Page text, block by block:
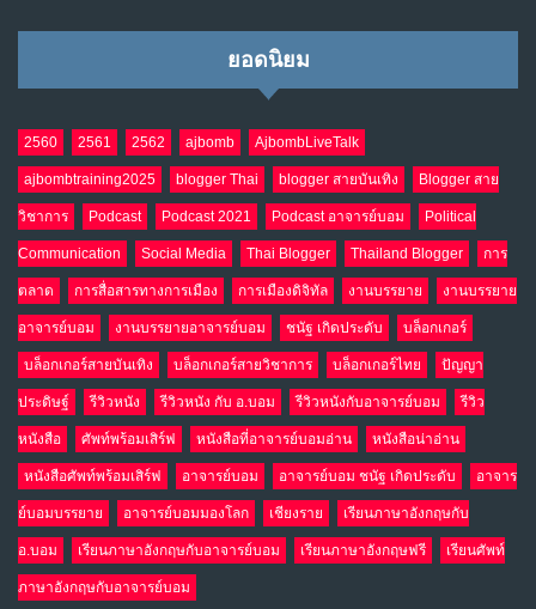
9
NO COMMENTS
10 อินโดนีเซีย กับเกมอำนาจที่มองไม่เห็น
เม.ย. 19, 2026
NO COMMENTS
ยอดนิยม
2560 2561 2562 ajbomb AjbombLiveTalk
ajbombtraining2025 blogger Thai blogger สายบันเทิง Blogger สาย
วิชาการ Podcast Podcast 2021 Podcast อาจารย์บอม Political
Communication Social Media Thai Blogger Thailand Blogger การ
ตลาด การสื่อสารทางการเมือง การเมืองดิจิทัล งานบรรยาย งานบรรยาย
อาจารย์บอม งานบรรยายอาจารย์บอม ชนัฐ เกิดประดับ บล็อกเกอร์
บล็อกเกอร์สายบันเทิง บล็อกเกอร์สายวิชาการ บล็อกเกอร์ไทย ปัญญา
ประดิษฐ์ รีวิวหนัง รีวิวหนัง กับ อ.บอม รีวิวหนังกับอาจารย์บอม รีวิว
หนังสือ ศัพท์พร้อมเสิร์ฟ หนังสือที่อาจารย์บอมอ่าน หนังสือน่าอ่าน
หนังสือศัพท์พร้อมเสิร์ฟ อาจารย์บอม อาจารย์บอม ชนัฐ เกิดประดับ อาจาร
ย์บอมบรรยาย อาจารย์บอมมองโลก เชียงราย เรียนภาษาอังกฤษกับ
อ.บอม เรียนภาษาอังกฤษกับอาจารย์บอม เรียนภาษาอังกฤษฟรี เรียนศัพท์
ภาษาอังกฤษกับอาจารย์บอม